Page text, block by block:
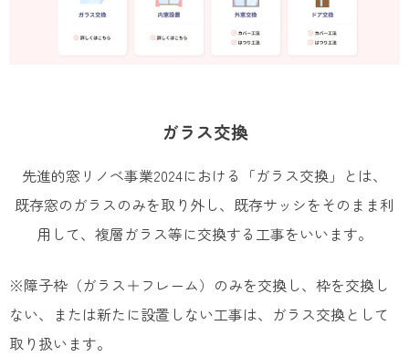
ガラス交換
先進的窓リノベ事業2024における「ガラス交換」とは、
既存窓のガラスのみを取り外し、既存サッシをそのまま利
用して、複層ガラス等に交換する工事をいいます。
※障子枠（ガラス＋フレーム）のみを交換し、枠を交換し
ない、または新たに設置しない工事は、ガラス交換として
取り扱います。